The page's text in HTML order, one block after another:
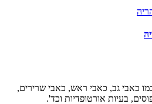
כאבי גב, כאבי ראש, כאבי שרירים,
בעיות אורטופדיות וכד'.